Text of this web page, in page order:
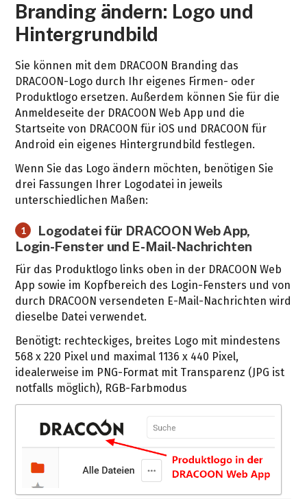
Branding ändern: Logo und
Hintergrundbild
Sie können mit dem DRACOON Branding das
DRACOON-Logo durch Ihr eigenes Firmen- oder
Produktlogo ersetzen. Außerdem können Sie für die
Anmeldeseite der DRACOON Web App und die
Startseite von DRACOON für iOS und DRACOON für
Android ein eigenes Hintergrundbild festlegen.
Wenn Sie das Logo ändern möchten, benötigen Sie
drei Fassungen Ihrer Logodatei in jeweils
unterschiedlichen Maßen:
1
Logodatei für DRACOON Web App,
Login-Fenster und E-Mail-Nachrichten
Für das Produktlogo links oben in der DRACOON Web
App sowie im Kopfbereich des Login-Fensters und von
durch DRACOON versendeten E-Mail-Nachrichten wird
dieselbe Datei verwendet.
Benötigt: rechteckiges, breites Logo mit mindestens
568 x 220 Pixel und maximal 1136 x 440 Pixel,
idealerweise im PNG-Format mit Transparenz (JPG ist
notfalls möglich), RGB-Farbmodus